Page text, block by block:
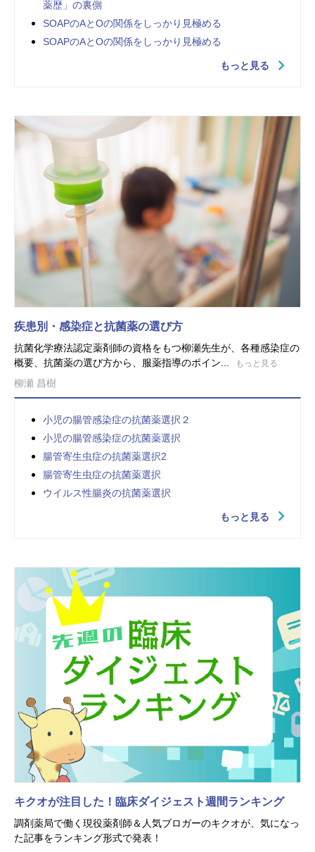
薬歴」の裏側
SOAPのAとOの関係をしっかり見極める
SOAPのAとOの関係をしっかり見極める
もっと見る
疾患別・感染症と抗菌薬の選び方
抗菌化学療法認定薬剤師の資格をもつ柳瀬先生が、各種感染症の
概要、抗菌薬の選び方から、服薬指導のポイン...
もっと見る
柳瀬 昌樹
小児の腸管感染症の抗菌薬選択２
小児の腸管感染症の抗菌薬選択
腸管寄生虫症の抗菌薬選択2
腸管寄生虫症の抗菌薬選択
ウイルス性腸炎の抗菌薬選択
もっと見る
キクオが注目した！臨床ダイジェスト週間ランキング
調剤薬局で働く現役薬剤師＆人気ブロガーのキクオが、気になっ
た記事をランキング形式で発表！